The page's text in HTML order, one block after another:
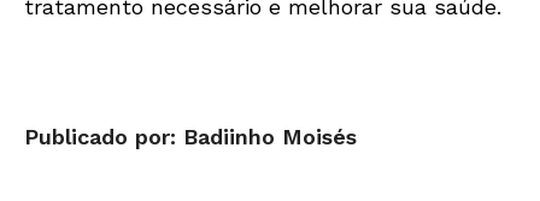
tratamento necessário e melhorar sua saúde.
Publicado por: Badiinho Moisés